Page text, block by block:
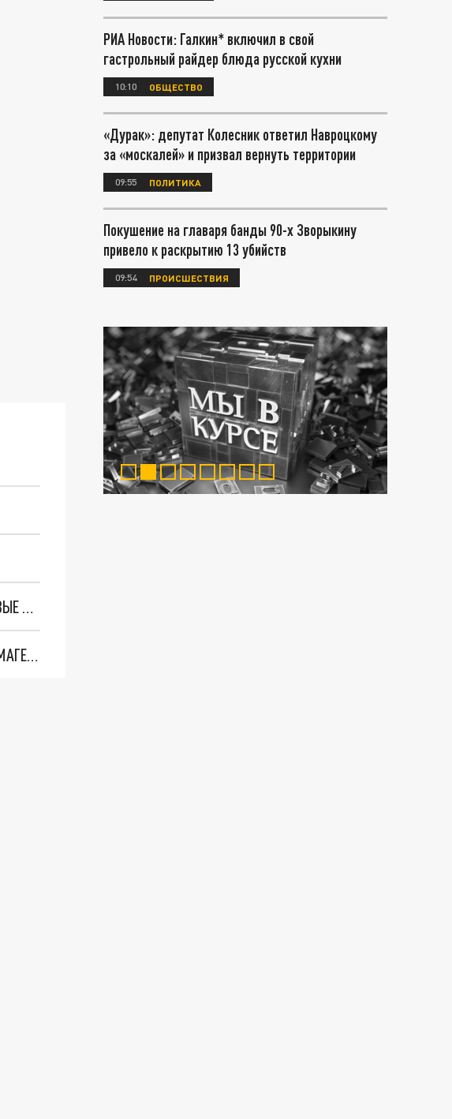
"ОЧЕНЬ ПЛОХИЕ НОВОСТИ": БОЛЬШАЯ ОШИБКА PALANTIR В РОССИИ. СТРАНЫ НАТО ВПЕРВЫЕ ЗА СВО ОСТАНОВИЛИ ПОСТАВКИ ОРУЖИЯ. ВСУ ТЕРЯЮТ ПРИГРАНИЧЬЕ?
ТРИ ГЛАВНЫХ ИНСАЙДА ОБ СВО. ОТМЕНА МОБИЛИЗАЦИИ И ВОЗВРАЩЕНИЕ "ГЕНЕРАЛА АРМАГЕДДОНА"? ОТЛИЧНЫЕ НОВОСТИ, КОТОРЫЕ ЖДАЛИ ВСЕ
РИА Новости: Галкин* включил в свой
гастрольный райдер блюда русской кухни
10:10 ОБЩЕСТВО
«Дурак»: депутат Колесник ответил Навроцкому
за «москалей» и призвал вернуть территории
09:55 ПОЛИТИКА
Покушение на главаря банды 90-х Зворыкину
привело к раскрытию 13 убийств
09:54 ПРОИСШЕСТВИЯ